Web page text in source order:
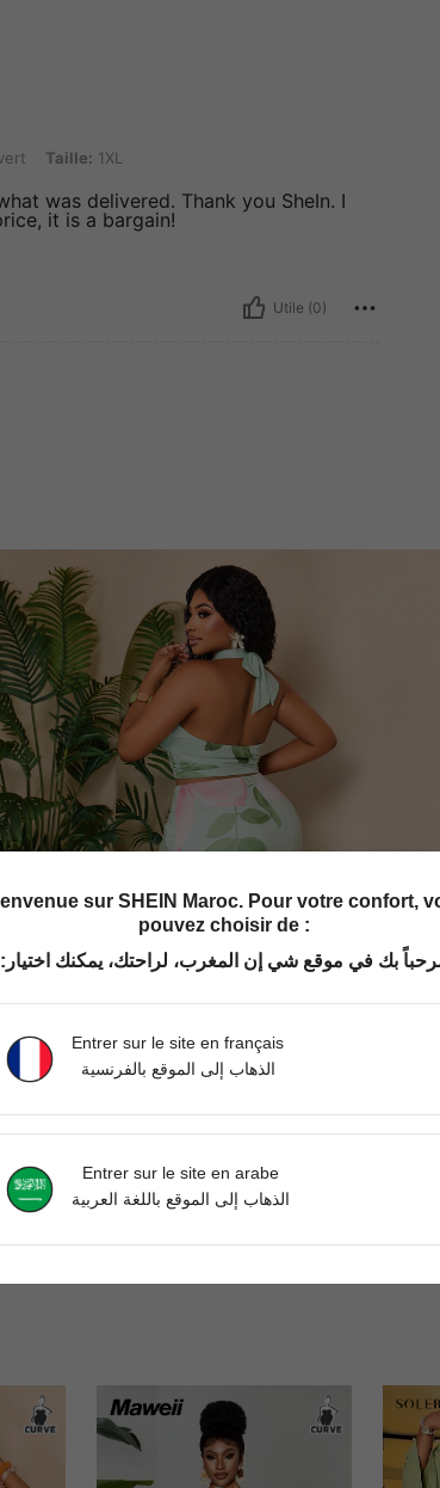
Taille: 1XL
was delivered. Thank you SheIn. I
it is a bargain!
Utile (0)
sur SHEIN Maroc. Pour votre confort,
pouvez choisir de :
بك في موقع شي إن المغرب، لراحتك، يمكنك اختيار:
Entrer sur le site en français
الذهاب إلى الموقع بالفرنسية
Entrer sur le site en arabe
الذهاب إلى الموقع باللغة العربية